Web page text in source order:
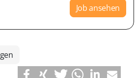
Job ansehen